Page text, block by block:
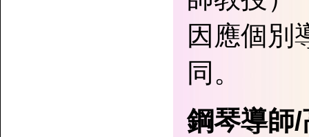
因應個別
同。
鋼琴導師